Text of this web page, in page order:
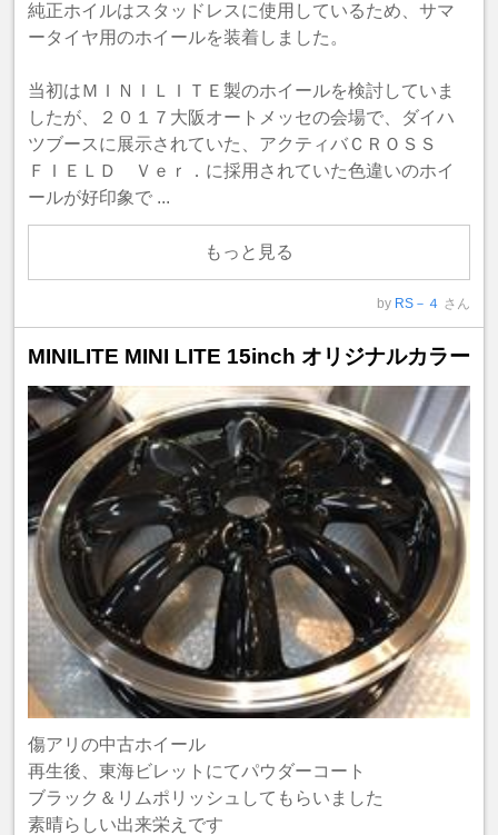
純正ホイルはスタッドレスに使用しているため、サマ
ータイヤ用のホイールを装着しました。
当初はＭＩＮＩＬＩＴＥ製のホイールを検討していま
したが、２０１７大阪オートメッセの会場で、ダイハ
ツブースに展示されていた、アクティバＣＲＯＳＳ
ＦＩＥＬＤ Ｖｅｒ．に採用されていた色違いのホイ
ールが好印象で ...
もっと見る
by RS－４ さん
MINILITE MINI LITE 15inch オリジナルカラー
傷アリの中古ホイール
再生後、東海ビレットにてパウダーコート
ブラック＆リムポリッシュしてもらいました
素晴らしい出来栄えです